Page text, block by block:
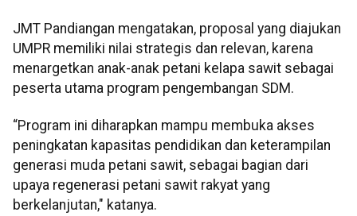
JMT Pandiangan mengatakan, proposal yang diajukan
UMPR memiliki nilai strategis dan relevan, karena
menargetkan anak-anak petani kelapa sawit sebagai
peserta utama program pengembangan SDM.
“Program ini diharapkan mampu membuka akses
peningkatan kapasitas pendidikan dan keterampilan
generasi muda petani sawit, sebagai bagian dari
upaya regenerasi petani sawit rakyat yang
berkelanjutan," katanya.